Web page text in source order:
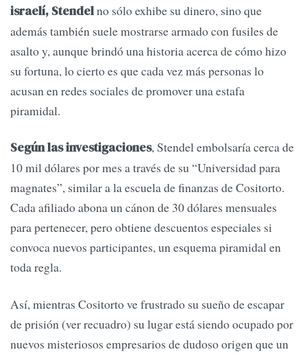
israelí, Stendelno sólo exhibe su dinero, sino que
además también suele mostrarse armado con fusiles de
asalto y, aunque brindó una historia acerca de cómo hizo
su fortuna, lo cierto es que cada vez más personas lo
acusan en redes sociales de promover una estafa
piramidal.
Según las investigaciones, Stendel embolsaría cerca de
10 mil dólares por mes a través de su “Universidad para
magnates”, similar a la escuela de finanzas de Cositorto.
Cada afiliado abona un cánon de 30 dólares mensuales
para pertenecer, pero obtiene descuentos especiales si
convoca nuevos participantes, un esquema piramidal en
toda regla.
Así, mientras Cositorto ve frustrado su sueño de escapar
de prisión (ver recuadro) su lugar está siendo ocupado por
nuevos misteriosos empresarios de dudoso origen que un